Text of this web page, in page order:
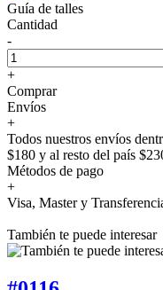
Guía de talles
Cantidad
-
+
Comprar
Envíos
+
Todos nuestros envíos
$180 y al resto del país
Métodos de pago
+
Visa, Master y
También te puede interesar